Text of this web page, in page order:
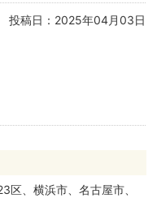
投稿日： 2025年04月03日
区、横浜市、名古屋市、